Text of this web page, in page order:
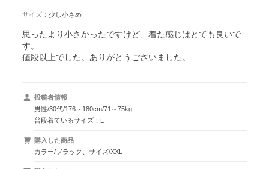
サイズ ： 少し小さめ
思ったより小さかったですけど、着た感じはとても良いで
す。
値段以上でした。ありがとうございました。
投稿者情報
男性/30代/176～180cm/71～75kg
普段着ているサイズ：L
購入した商品
カラー/ブラック、サイズ/XXL